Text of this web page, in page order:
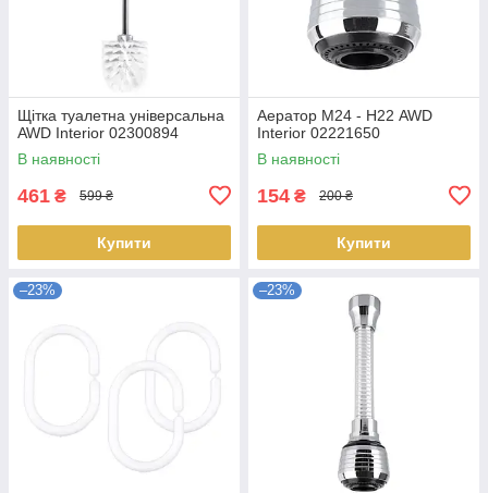
Щітка туалетна універсальна
AWD Interior 02300894
В наявності
461 ₴ 599 ₴
Купити
Аератор М24 - Н22 AWD
Interior 02221650
В наявності
154 ₴ 200 ₴
Купити
–23% –23%